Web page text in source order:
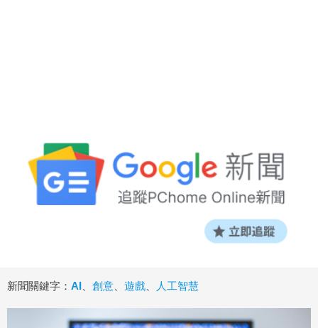
新聞關鍵字： AI 創意 遊戲 人工智慧